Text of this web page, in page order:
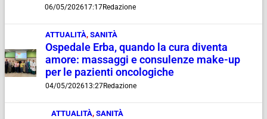
06/05/202617:17Redazione
ATTUALITÀ,SANITÀ
Ospedale Erba, quando la cura diventa
amore: massaggi e consulenze make-up
per le pazienti oncologiche
04/05/202613:27Redazione
ATTUALITÀ, SANITÀ